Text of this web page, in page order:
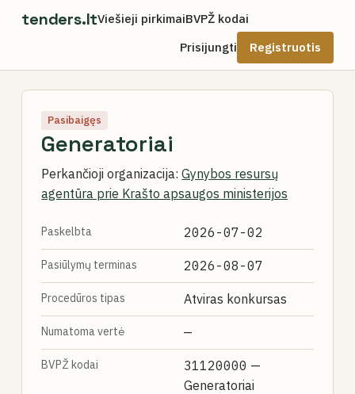
tenders.ltViešieji pirkimaiBVPŽ kodai
Prisijungti
Registruotis
Pasibaigęs
Generatoriai
Perkančioji organizacija:Gynybos resursų
agentūra prie Krašto apsaugos ministerijos
Paskelbta 2026-07-02
Pasiūlymų terminas 2026-08-07
Procedūros tipas Atviras konkursas
Numatoma vertė —
BVPŽ kodai 31120000 —
Generatoriai